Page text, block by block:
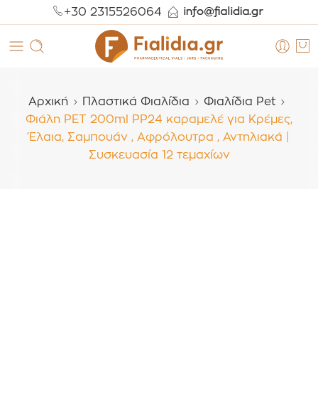
+30 2315526064
Αρχική Πλαστικά Φιαλίδια
Φιαλίδια Pet
Φιάλη PET 200ml PP24 καραμελέ για Κρέμες,
Έλαια, Σαμπουάν , Αφρόλουτρα , Αντηλιακά |
Συσκευασία 12 τεμαχίων